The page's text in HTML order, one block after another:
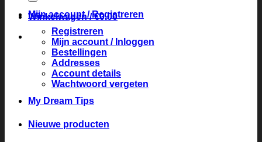
Winkelwagen /€0.00
Mijn account / Registreren
Registreren
Mijn account / Inloggen
Bestellingen
Addresses
Account details
Wachtwoord vergeten
My Dream Tips
Nieuwe producten